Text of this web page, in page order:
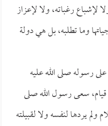
لإشباع رغباته، ولا لإعزاز
وما تطلبه، بل هي دولة
رسوله صلى الله عليه
سعى رسول الله صلى
ولم يردها لنفسه ولا لقبيلته